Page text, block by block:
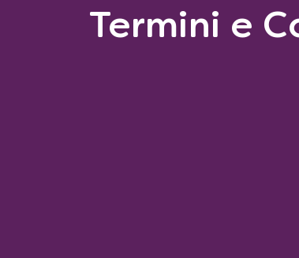
Termini e